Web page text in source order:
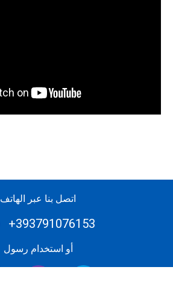
اتصل بنا عبر الهاتف
+393791076153
أو استخدام رسول